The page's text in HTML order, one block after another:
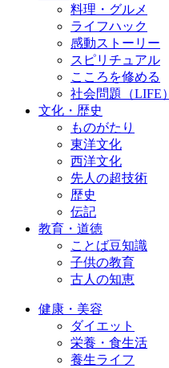
料理・グルメ
ライフハック
感動ストーリー
スピリチュアル
こころを修める
社会問題（LIFE）
文化・歴史
ものがたり
東洋文化
西洋文化
先人の超技術
歴史
伝記
教育・道徳
ことば豆知識
子供の教育
古人の知恵
健康・美容
ダイエット
栄養・食生活
養生ライフ